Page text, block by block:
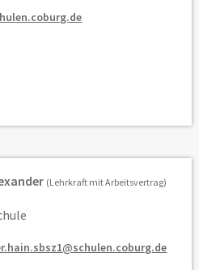
(Lehrkraft mit Arbeitsvertrag)